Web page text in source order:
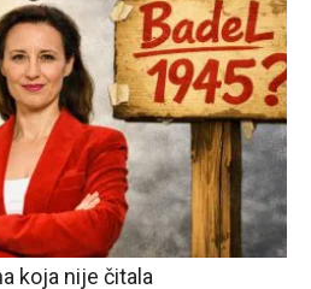
koja nije čitala